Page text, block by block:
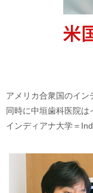
アメリカ合衆国のイ
同時に中垣歯科医院
インディアナ大学＝